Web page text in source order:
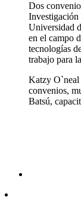
Dos
Investigación
Universidad
en el campo
tecnologías
trabajo para
Katzy
convenios,
Batsú,